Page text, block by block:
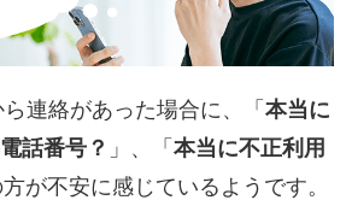
ら連絡があった場合に、「 本当に
話番号？ 」、「 本当に不正利用
が不安に感じているようです。